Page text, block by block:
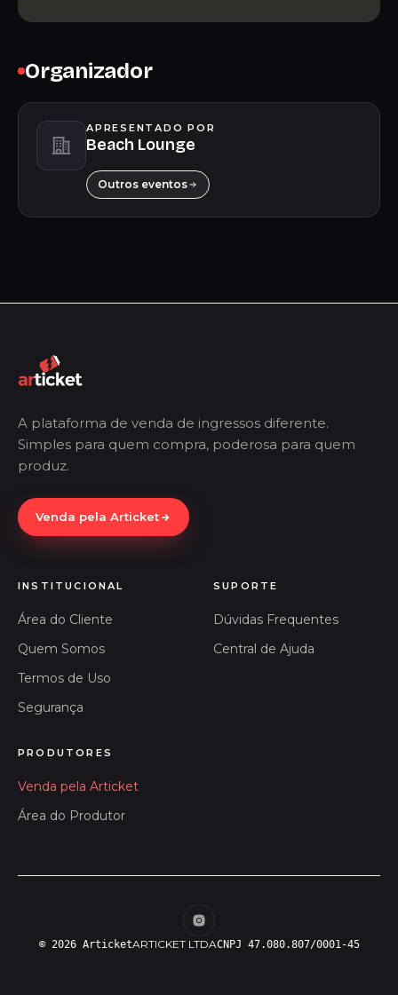
Organizador
APRESENTADO POR
Beach Lounge
Outros eventos
A plataforma de venda de ingressos diferente.
Simples para quem compra, poderosa para quem
produz.
Venda pela Articket
INSTITUCIONAL
Área do Cliente
Quem Somos
Termos de Uso
Segurança
SUPORTE
Dúvidas Frequentes
Central de Ajuda
PRODUTORES
Venda pela Articket
Área do Produtor
© 2026 ArticketARTICKET LTDACNPJ 47.080.807/0001-45